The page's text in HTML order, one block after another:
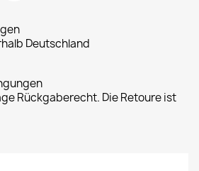
Deutschland
Rückgaberecht. Die Retoure ist